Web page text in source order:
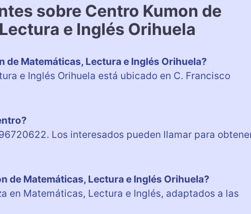
sobre Centro Kumon de
e Inglés Orihuela
de Matemáticas, Lectura e Inglés Orihuela?
e Inglés Orihuela está ubicado en C. Francisco
Los interesados pueden llamar para
de Matemáticas, Lectura e Inglés Orihuela?
en Matemáticas, Lectura e Inglés, adaptados a las